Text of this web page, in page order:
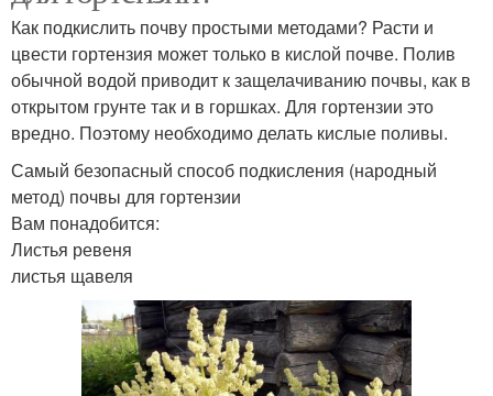
Как подкислить почву простыми методами? Расти и
цвести гортензия может только в кислой почве. Полив
обычной водой приводит к защелачиванию почвы, как в
открытом грунте так и в горшках. Для гортензии это
вредно. Поэтому необходимо делать кислые поливы.
Самый безопасный способ подкисления (народный
метод) почвы для гортензии
Вам понадобится:
Листья ревеня
листья щавеля